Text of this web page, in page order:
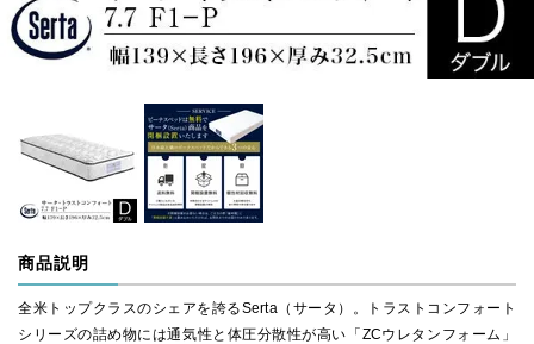
商品説明
全米トップクラスのシェアを誇るSerta（サータ）。トラストコンフォート
シリーズの詰め物には通気性と体圧分散性が高い「ZCウレタンフォーム」